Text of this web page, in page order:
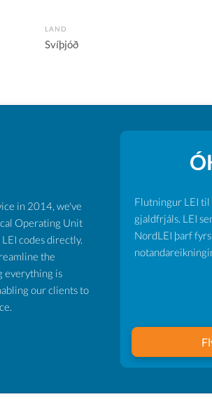
LAND
Svíþjóð
in 2014, we've
Operating Unit
codes directly.
the
everything is
our clients to
Flutningur LEI
gjaldfrjáls. LEI
NordLEI þarf